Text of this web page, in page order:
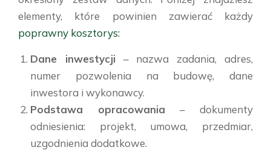
elementy, które powinien zawierać każdy
poprawny kosztorys:
Dane inwestycji – nazwa zadania, adres,
numer pozwolenia na budowę, dane
inwestora i wykonawcy.
Podstawa opracowania – dokumenty
odniesienia: projekt, umowa, przedmiar,
uzgodnienia dodatkowe.